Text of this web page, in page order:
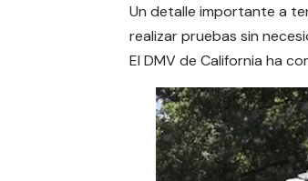
Un detalle importante a
realizar pruebas sin
El DMV de California ha